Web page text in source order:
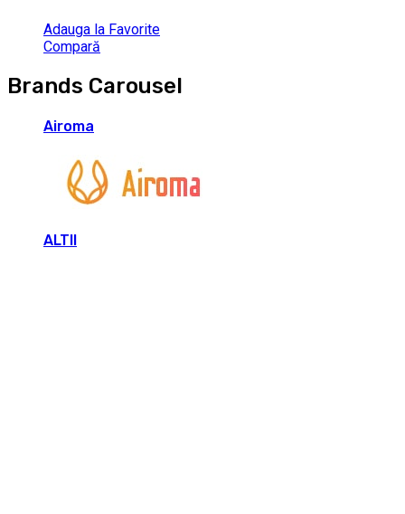
Adauga la Favorite
Compară
Brands Carousel
Airoma
ALTII